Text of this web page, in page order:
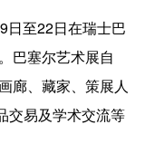
悦读
至22日在瑞士巴
巴塞尔艺术展自
廊、藏家、策展人
交易及学术交流等